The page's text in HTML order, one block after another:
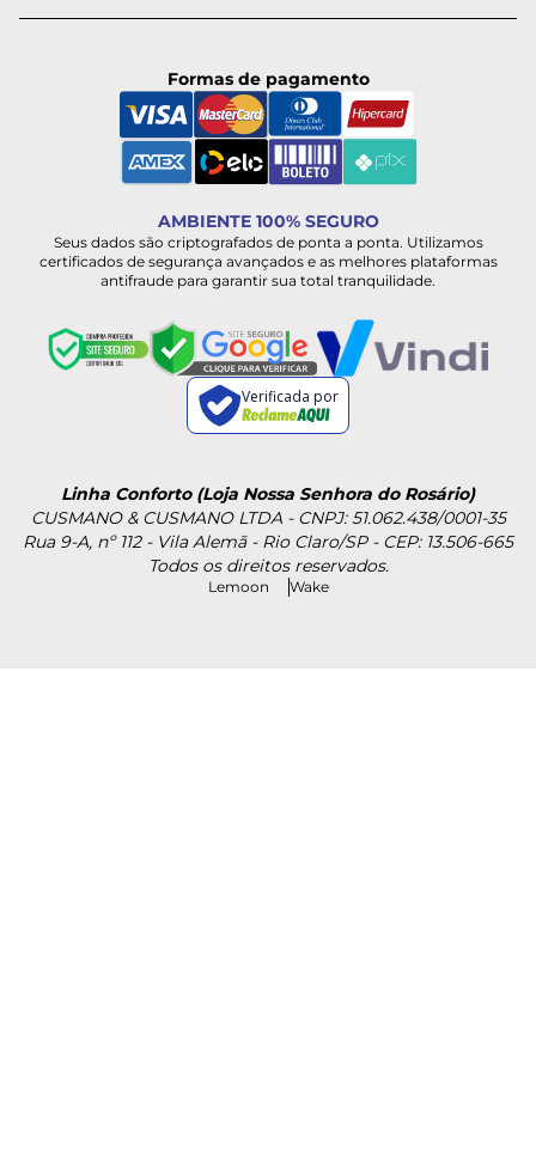
Formas de pagamento
AMBIENTE 100% SEGURO
Seus dados são criptografados de ponta a ponta. Utilizamos
certificados de segurança avançados e as melhores plataformas
antifraude para garantir sua total tranquilidade.
Verificada por
Linha Conforto (Loja Nossa Senhora do Rosário)
CUSMANO & CUSMANO LTDA - CNPJ: 51.062.438/0001-35
Rua 9-A, nº 112 - Vila Alemã - Rio Claro/SP - CEP: 13.506-665
Todos os direitos reservados.
Lemoon Wake